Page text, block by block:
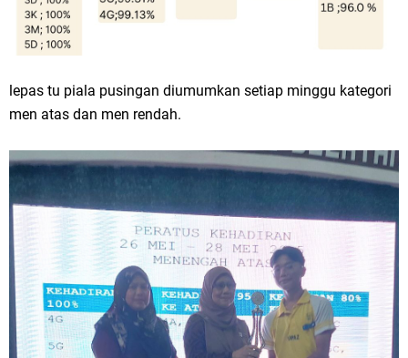
lepas tu piala pusingan diumumkan setiap minggu kategori
men atas dan men rendah.